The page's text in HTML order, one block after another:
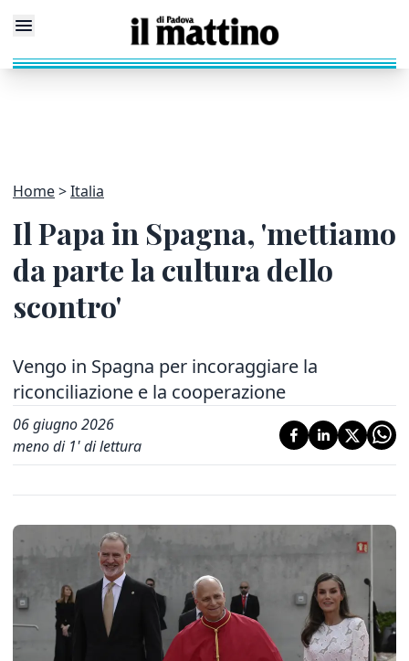
Home Italia
Il Papa in Spagna, 'mettiamo
da parte la cultura dello
scontro'
Vengo in Spagna per incoraggiare la
riconciliazione e la cooperazione
06 giugno 2026
meno di 1' di lettura